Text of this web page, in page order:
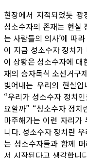
현장에서 지적되었듯
성소수자의 존재는 현실
는 사람들의 의사’에 따
이 지금 성소수자 정치
이 상황은 성소수자에 대
재의 승자독식 소선거구
빚어내는 우리의 현실
“우리가 성소수자 정치
요할까” “성소수자 정치
마주해가는 이런 자리가
니다. 성소수자 정치란
는 성소수자들과 함께
서 시작된다고 생각합니